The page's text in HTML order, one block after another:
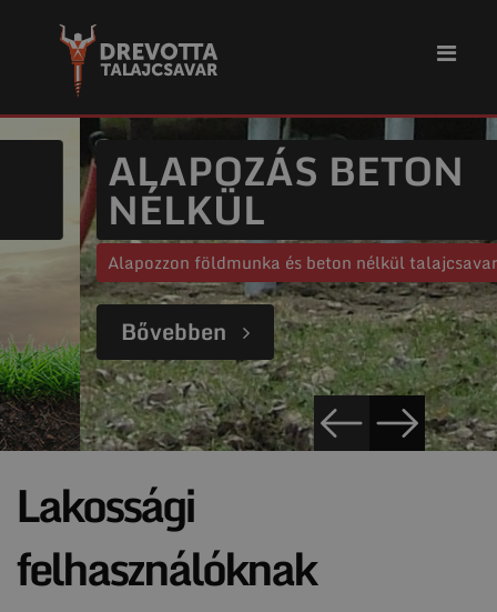
ALAPOZÁS BETON
NÉLKÜL
Alapozzon földmunka és beton nélkül talajcsavarral!
Bővebben
Lakossági
felhasználóknak